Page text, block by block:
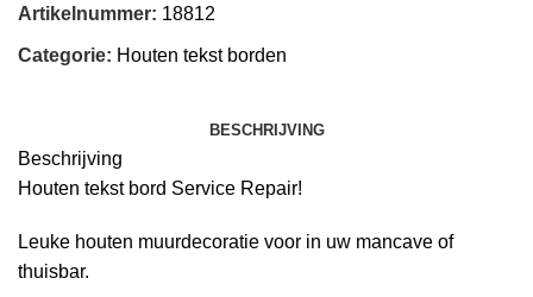
Artikelnummer: 18812
Categorie: Houten tekst borden
BESCHRIJVING
Beschrijving
Houten tekst bord Service Repair!
Leuke houten muurdecoratie voor in uw mancave of
thuisbar.